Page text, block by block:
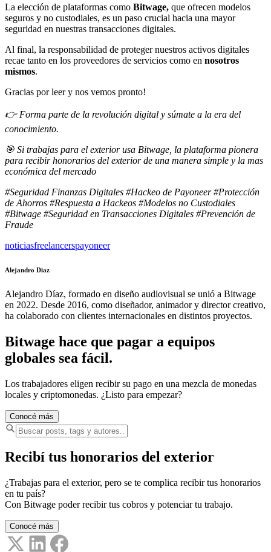
La elección de plataformas como Bitwage, que ofrecen modelos
seguros y no custodiales, es un paso crucial hacia una mayor
seguridad en nuestras transacciones digitales.
Al final, la responsabilidad de proteger nuestros activos digitales
recae tanto en los proveedores de servicios como en nosotros
mismos.
Gracias por leer y nos vemos pronto!
👉 Forma parte de la revolución digital y súmate a la era del
conocimiento.
🎯 Si trabajas para el exterior usa Bitwage, la plataforma pionera
para recibir honorarios del exterior de una manera simple y la mas
económica del mercado
#Seguridad Finanzas Digitales #Hackeo de Payoneer #Protección
de Ahorros #Respuesta a Hackeos #Modelos no Custodiales
#Bitwage #Seguridad en Transacciones Digitales #Prevención de
Fraude
noticiasfreelancerspayoneer
Alejandro Diaz
Alejandro Díaz, formado en diseño audiovisual se unió a Bitwage
en 2022. Desde 2016, como diseñador, animador y director creativo,
ha colaborado con clientes internacionales en distintos proyectos.
Bitwage hace que pagar a equipos
globales sea fácil.
Los trabajadores eligen recibir su pago en una mezcla de monedas
locales y criptomonedas. ¿Listo para empezar?
Conocé más
Recibí tus honorarios del exterior
¿Trabajas para el exterior, pero se te complica recibir tus honorarios
en tu país?
Con Bitwage poder recibir tus cobros y potenciar tu trabajo.
Conocé más